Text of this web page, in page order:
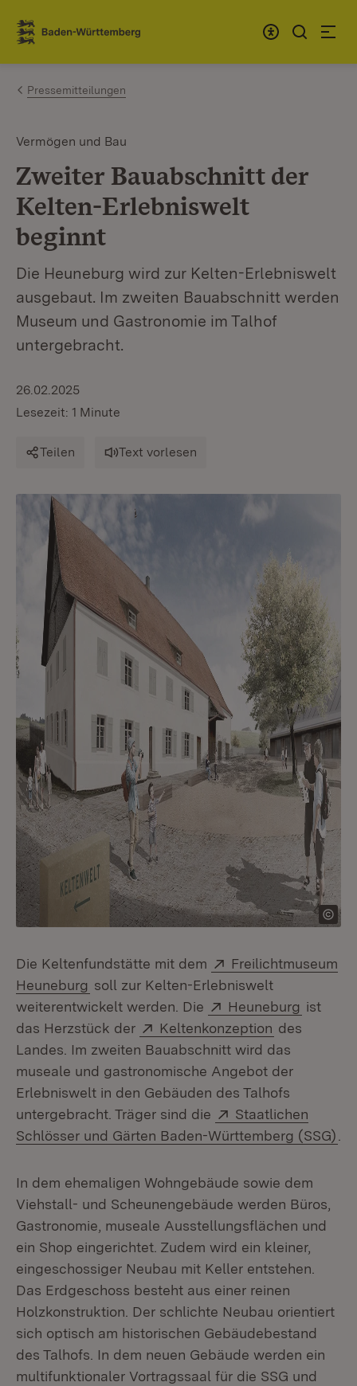
Zum Inhalt springen
Link zur Startseite
Pressemitteilungen
Vermögen und Bau
Zweiter Bauabschnitt der
Kelten-Erlebniswelt
beginnt
Die Heuneburg wird zur Kelten-Erlebniswelt
ausgebaut. Im zweiten Bauabschnitt werden
Museum und Gastronomie im Talhof
untergebracht.
26.02.2025
Lesezeit: 1 Minute
Teilen Text vorlesen
Die Keltenfundstätte mit dem Extern:
Freilichtmuseum
Heuneburg (Öffnet in neuem Fenster)
soll zur Kelten-Erlebniswelt
weiterentwickelt werden. Die
Extern:
Heuneburg (Öffnet
ist
das Herzstück der
Extern:
Keltenkonzeption (Öffnet in
des
Landes. Im zweiten Bauabschnitt wird das
museale und gastronomische Angebot der
Erlebniswelt in den Gebäuden des Talhofs
untergebracht. Träger sind die
Extern:
Staatlichen
Schlösser und Gärten Baden-Württemberg (SSG)
In dem ehemaligen Wohngebäude sowie dem
Viehstall- und Scheunengebäude werden Büros,
Gastronomie, museale Ausstellungsflächen und
ein Shop eingerichtet. Zudem wird ein kleiner,
eingeschossiger Neubau mit Keller entstehen.
Das Erdgeschoss besteht aus einer reinen
Holzkonstruktion. Der schlichte Neubau orientiert
sich optisch am historischen Gebäudebestand
des Talhofs. In dem neuen Gebäude werden ein
multifunktionaler Vortragssaal für die SSG und